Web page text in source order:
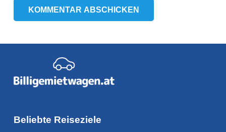
KOMMENTAR ABSCHICKEN
Beliebte Reiseziele